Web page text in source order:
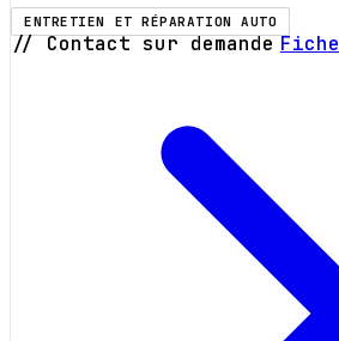
ENTRETIEN ET RÉPARATION AUTO
// Contact sur demande Fiche